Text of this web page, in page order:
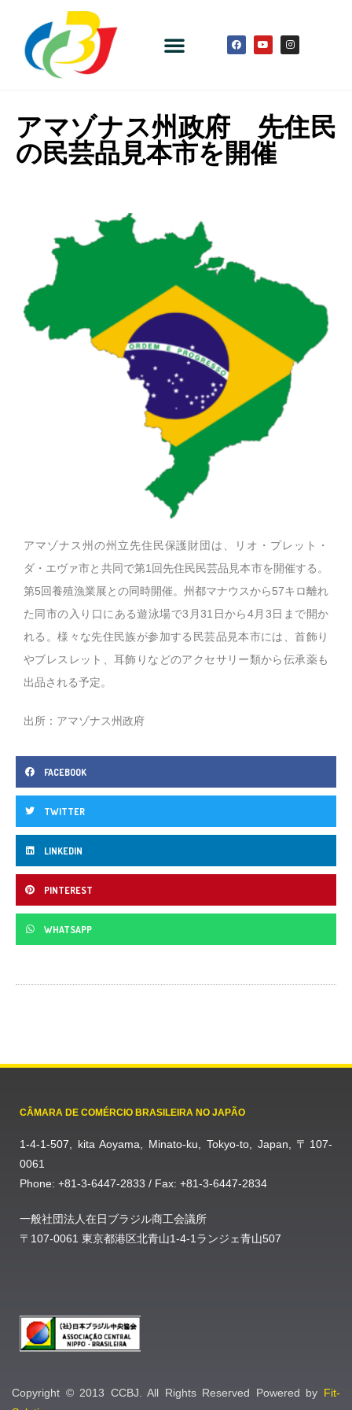
アマゾナス州政府 先住民
の民芸品見本市を開催
アマゾナス州の州立先住民保護財団は、リオ・プレット・
ダ・エヴァ市と共同で第1回先住民民芸品見本市を開催する。
第5回養殖漁業展との同時開催。州都マナウスから57キロ離れ
た同市の入り口にある遊泳場で3月31日から4月3日まで開か
れる。様々な先住民族が参加する民芸品見本市には、首飾り
やブレスレット、耳飾りなどのアクセサリー類から伝承薬も
出品される予定。
出所：アマゾナス州政府
FACEBOOK
TWITTER
LINKEDIN
PINTEREST
WHATSAPP
CÂMARA DE COMÉRCIO BRASILEIRA NO JAPÃO
1-4-1-507, kita Aoyama, Minato-ku, Tokyo-to, Japan, 〒107-
0061
Phone: +81-3-6447-2833 / Fax: +81-3-6447-2834
一般社団法人在日ブラジル商工会議所
〒107-0061 東京都港区北青山1-4-1ランジェ青山507
Copyright © 2013 CCBJ. All Rights Reserved Powered by Fit-